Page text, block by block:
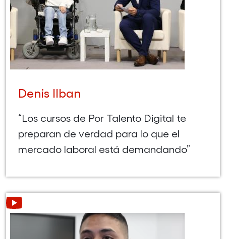
Denis Ilban
“Los cursos de Por Talento Digital te
preparan de verdad para lo que el
mercado laboral está demandando”
Leer más acerca de Edu Palomino (Abre en nueva ventana)